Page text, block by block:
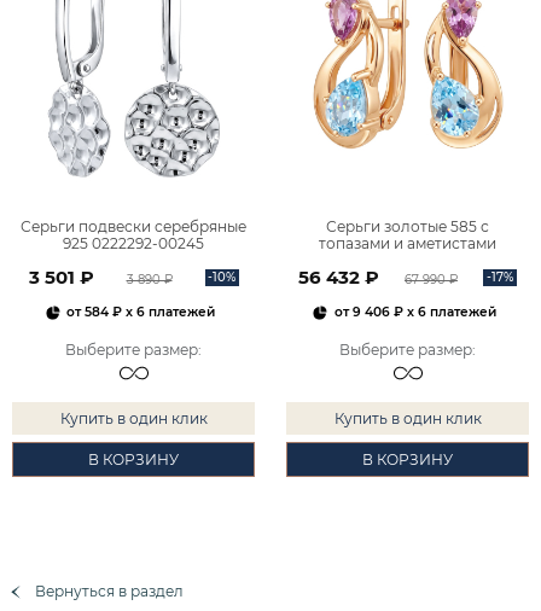
Серьги подвески серебряные
925 0222292-00245
3 501 ₽ 3 890 ₽ -10%
от584 ₽ x 6 платежей
Выберите размер:
Купить в один клик
В КОРЗИНУ
Серьги золотые 585 с
топазами и аметистами
56 432 ₽ 67 990 ₽ -17%
от9 406 ₽x 6 платежей
Выберите размер:
Купить в один клик
В КОРЗИНУ
Вернуться в раздел